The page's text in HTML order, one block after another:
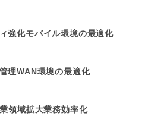
強化モバイル環境の最適化
理WAN環境の最適化
領域拡大業務効率化